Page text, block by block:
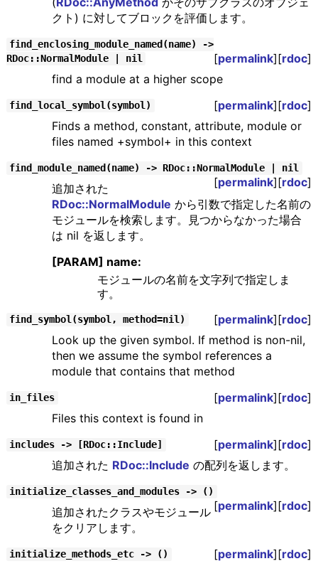
クト) に対してブロックを評価します。
find_enclosing_module_named(name) ->
RDoc::NormalModule | nil
[permalink][rdoc]
find a module at a higher scope
find_local_symbol(symbol) [permalink][rdoc]
Finds a method, constant, attribute, module or
files named +symbol+ in this context
find_module_named(name) -> RDoc::NormalModule | nil
[permalink][rdoc]
追加された
RDoc::NormalModule から引数で指定した名前の
モジュールを検索します。見つからなかった場合
は nil を返します。
[PARAM] name:
モジュールの名前を文字列で指定しま
す。
find_symbol(symbol, method=nil) [permalink][rdoc]
Look up the given symbol. If method is non-nil,
then we assume the symbol references a
module that contains that method
in_files [permalink][rdoc]
Files this context is found in
includes -> [RDoc::Include] [permalink][rdoc]
追加された RDoc::Include の配列を返します。
initialize_classes_and_modules -> ()
[permalink][rdoc]
追加されたクラスやモジュール
をクリアします。
initialize_methods_etc -> () [permalink][rdoc]